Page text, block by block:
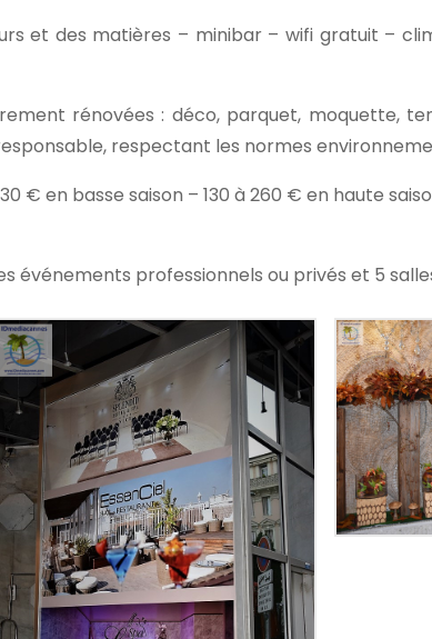
et des matières – minibar – wifi gratuit –
rénovées : déco, parquet, moquette,
respectant les normes
€ en basse saison – 130 à 260 € en haute
événements professionnels ou privés et 5